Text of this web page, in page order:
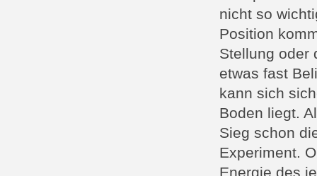
nicht so
Position
Stellung oder
etwas fast
kann sich
Boden liegt.
Sieg schon
Experiment.
Energie des